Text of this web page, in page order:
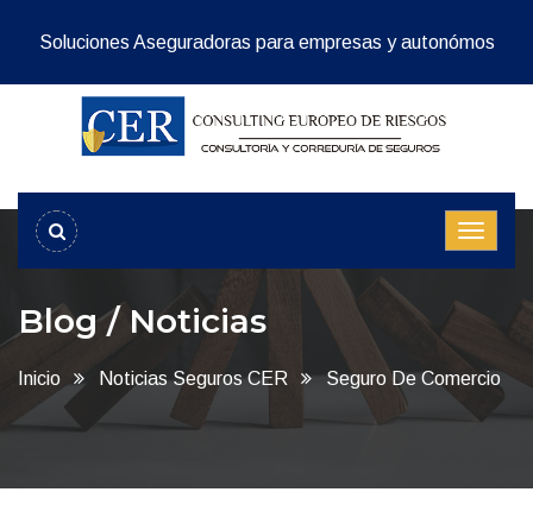
Soluciones Aseguradoras para empresas y autonómos
Blog / Noticias
Inicio Noticias Seguros CER Seguro De Comercio